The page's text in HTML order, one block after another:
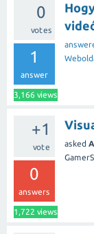
0
votes
1
answer
3,166 views
+1
vote
0
answers
1,722 views
asked